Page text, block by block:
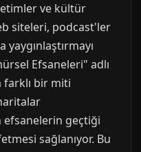
ve kültür
siteleri, podcast'ler
yaygınlaştırmayı
Efsaneleri" adlı
bir miti
geçtiği
sağlanıyor. Bu